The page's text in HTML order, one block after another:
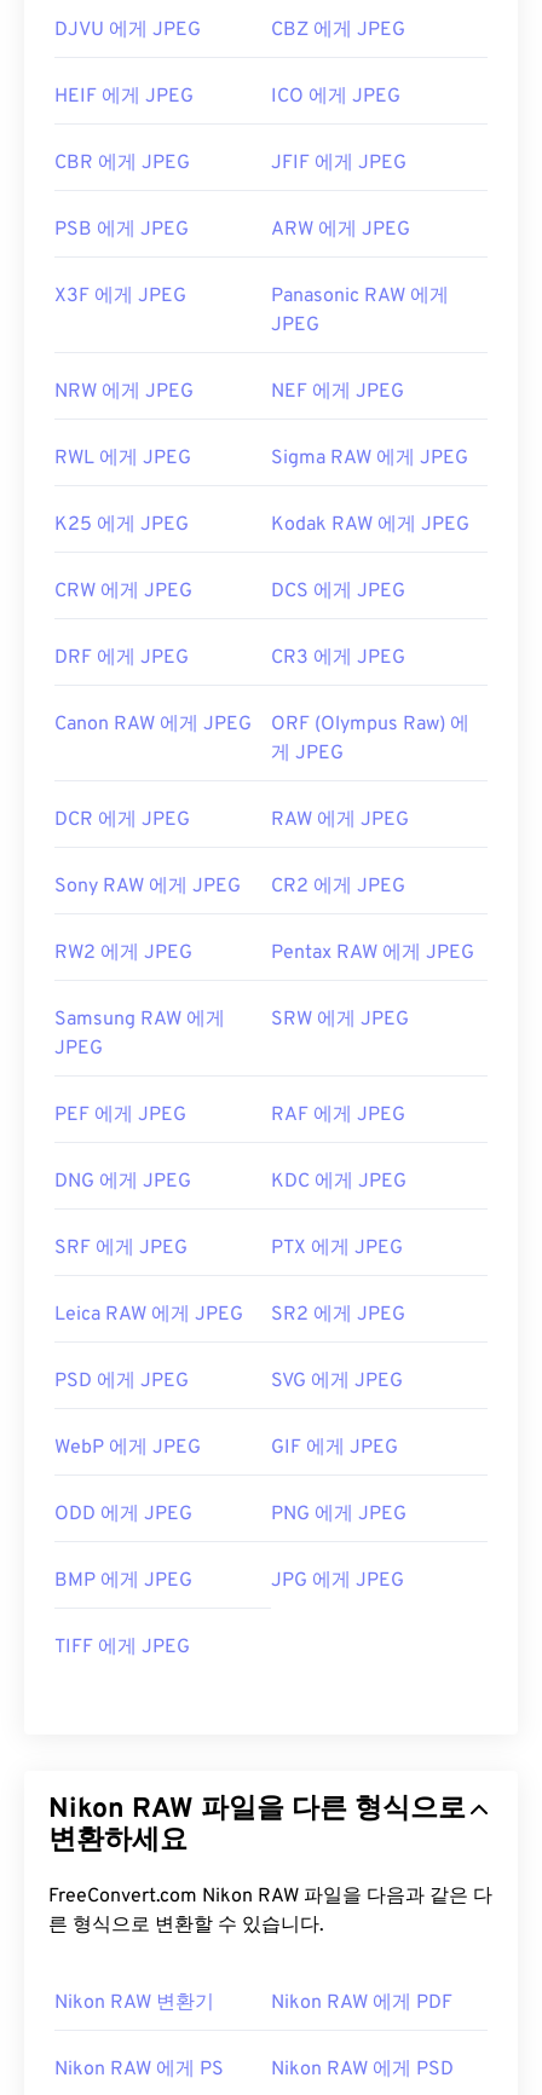
DJVU 에게 JPEG CBZ 에게 JPEG
HEIF 에게 JPEG ICO 에게 JPEG
CBR 에게 JPEG JFIF 에게 JPEG
PSB 에게 JPEG ARW 에게 JPEG
X3F 에게 JPEG
Panasonic RAW 에게
JPEG
NRW 에게 JPEG NEF 에게 JPEG
RWL 에게 JPEG Sigma RAW 에게 JPEG
K25 에게 JPEG Kodak RAW 에게 JPEG
CRW 에게 JPEG DCS 에게 JPEG
DRF 에게 JPEG CR3 에게 JPEG
Canon RAW 에게 JPEG
ORF (Olympus Raw) 에
게 JPEG
DCR 에게 JPEG RAW 에게 JPEG
Sony RAW 에게 JPEG CR2 에게 JPEG
RW2 에게 JPEG Pentax RAW 에게 JPEG
Samsung RAW 에게
JPEG
SRW 에게 JPEG
PEF 에게 JPEG RAF 에게 JPEG
DNG 에게 JPEG KDC 에게 JPEG
SRF 에게 JPEG PTX 에게 JPEG
Leica RAW 에게 JPEG SR2 에게 JPEG
PSD 에게 JPEG SVG 에게 JPEG
WebP 에게 JPEG GIF 에게 JPEG
ODD 에게 JPEG PNG 에게 JPEG
BMP 에게 JPEG JPG 에게 JPEG
TIFF 에게 JPEG
Nikon RAW 파일을 다른 형식으로
변환하세요
FreeConvert.com Nikon RAW 파일을 다음과 같은 다
른 형식으로 변환할 수 있습니다.
Nikon RAW 변환기 Nikon RAW 에게 PDF
Nikon RAW 에게 PS Nikon RAW 에게 PSD